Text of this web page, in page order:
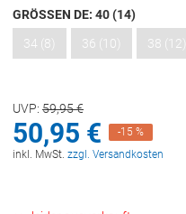
GRÖSSEN DE: 40 (14)
34 (8)
36 (10) 38 (12)
UVP: 59,95€
50,95 €
-15 %
inkl. MwSt. zzgl. Versandkosten